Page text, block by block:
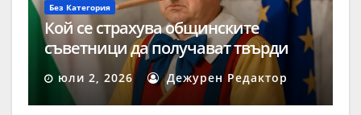
Без Категория
Кой се страхува общинските
съветници да получават твърди
заплати?
юли 2, 2026 Дежурен Редактор